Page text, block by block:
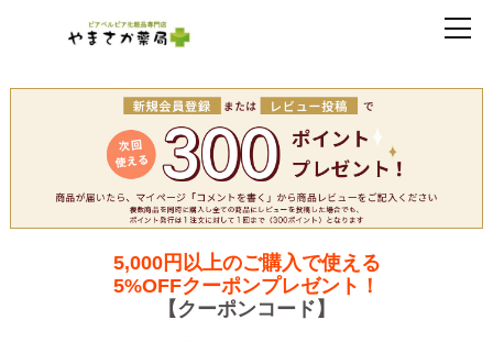
5,000円以上のご購入で使える
5%OFFクーポンプレゼント！
【クーポンコード】